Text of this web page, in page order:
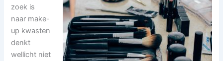
zoek is
naar make-
up kwasten
denkt
wellicht niet